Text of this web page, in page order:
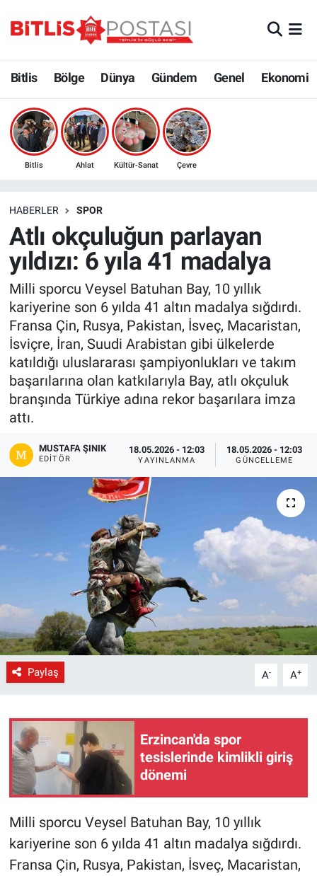
Bitlis Bölge Dünya Gündem Genel Ekonomi
Bitlis Ahlat Kültür-Sanat Çevre
HABERLER SPOR
Atlı okçuluğun parlayan
yıldızı: 6 yıla 41 madalya
Milli sporcu Veysel Batuhan Bay, 10 yıllık
kariyerine son 6 yılda 41 altın madalya sığdırdı.
Fransa Çin, Rusya, Pakistan, İsveç, Macaristan,
İsviçre, İran, Suudi Arabistan gibi ülkelerde
katıldığı uluslararası şampiyonlukları ve takım
başarılarına olan katkılarıyla Bay, atlı okçuluk
branşında Türkiye adına rekor başarılara imza
attı.
MUSTAFA ŞINIK
EDITÖR
18.05.2026 - 12:03
YAYINLANMA
18.05.2026 - 12:03
GÜNCELLEME
Paylaş A- A+
Erzincan'da spor
tesislerinde kimlikli giriş
dönemi
Milli sporcu Veysel Batuhan Bay, 10 yıllık
kariyerine son 6 yılda 41 altın madalya sığdırdı.
Fransa Çin, Rusya, Pakistan, İsveç, Macaristan,
Bölge
Çevre
Eğitim
Ekonomi
Genel
Gündem
Kültür-Sanat
Politika
Resmi İlanlar
Siyaset
Yerel
Bitlis Trafik Yoğunluk Haritası
Süper Lig Puan Durumu ve Fikstür
Son Dakika Haberleri
Haber Arşivi